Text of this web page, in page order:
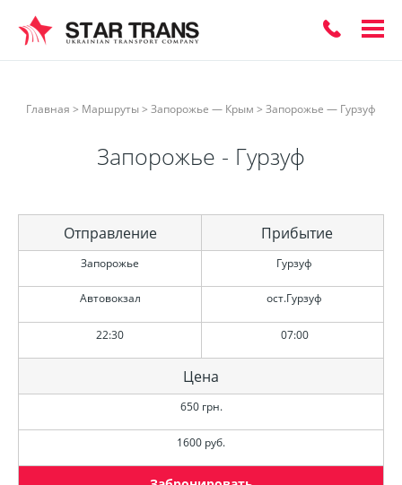
Главная > Маршруты> Запорожье — Крым > Запорожье — Гурзуф
Запорожье - Гурзуф
Отправление
Запорожье
Автовокзал
22:30
Прибытие
Гурзуф
ост.Гурзуф
07:00
Цена
650 грн.
1600 руб.